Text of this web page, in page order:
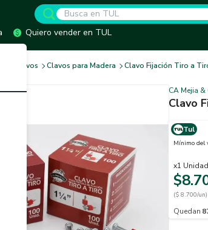
Quiero vender en TUL
Clavos Clavos para Madera Clavo Fijación Tiro a
CA Mejia &
Clavo
Tul
Mínimo del
x1 Unidad
($ 8.700/un)
Quedan